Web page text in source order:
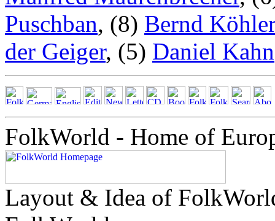
Puschban, (8) Bernd
der Geiger, (5) Daniel Kahn
FolkWorld - Home of
Layout & Idea of